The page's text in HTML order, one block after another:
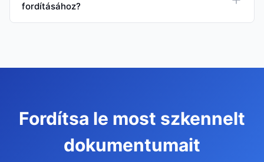
fordításához?
Fordítsa le most szkennelt
dokumentumait